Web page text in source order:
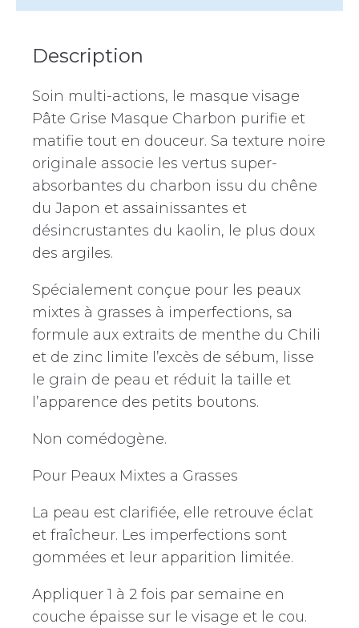
Description
Soin multi-actions, le masque visage
Pâte Grise Masque Charbon purifie et
matifie tout en douceur. Sa texture noire
originale associe les vertus super-
absorbantes du charbon issu du chêne
du Japon et assainissantes et
désincrustantes du kaolin, le plus doux
des argiles.
Spécialement conçue pour les peaux
mixtes à grasses à imperfections, sa
formule aux extraits de menthe du Chili
et de zinc limite l’excès de sébum, lisse
le grain de peau et réduit la taille et
l’apparence des petits boutons.
Non comédogène.
Pour Peaux Mixtes a Grasses
La peau est clarifiée, elle retrouve éclat
et fraîcheur. Les imperfections sont
gommées et leur apparition limitée.
Appliquer 1 à 2 fois par semaine en
couche épaisse sur le visage et le cou.